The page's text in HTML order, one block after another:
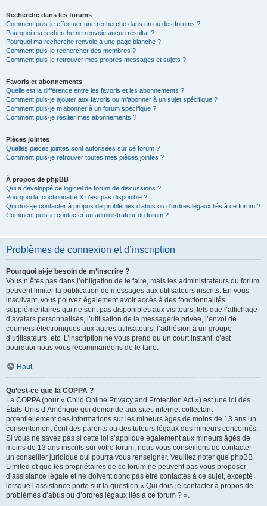
Recherche dans les forums
Comment puis-je effectuer une recherche dans un ou des forums ?
Pourquoi ma recherche ne renvoie aucun résultat ?
Pourquoi ma recherche renvoie à une page blanche ?!
Comment puis-je rechercher des membres ?
Comment puis-je retrouver mes propres messages et sujets ?
Favoris et abonnements
Quelle est la différence entre les favoris et les abonnements ?
Comment puis-je ajouter aux favoris ou m’abonner à un sujet spécifique ?
Comment puis-je m’abonner à un forum spécifique ?
Comment puis-je résilier mes abonnements ?
Pièces jointes
Quelles pièces jointes sont autorisées sur ce forum ?
Comment puis-je retrouver toutes mes pièces jointes ?
À propos de phpBB
Qui a développé ce logiciel de forum de discussions ?
Pourquoi la fonctionnalité X n’est pas disponible ?
Qui dois-je contacter à propos de problèmes d’abus ou d’ordres légaux liés à ce forum ?
Comment puis-je contacter un administrateur du forum ?
Problèmes de connexion et d’inscription
Pourquoi ai-je besoin de m’inscrire ?
Vous n’êtes pas dans l’obligation de le faire, mais les administrateurs du forum
peuvent limiter la publication de messages aux utilisateurs inscrits. En vous
inscrivant, vous pouvez également avoir accès à des fonctionnalités
supplémentaires qui ne sont pas disponibles aux visiteurs, tels que l’affichage
d’avatars personnalisés, l’utilisation de la messagerie privée, l’envoi de
courriers électroniques aux autres utilisateurs, l’adhésion à un groupe
d’utilisateurs, etc. L’inscription ne vous prend qu’un court instant, c’est
pourquoi nous vous recommandons de le faire.
Haut
Qu’est-ce que la COPPA ?
La COPPA (pour « Child Online Privacy and Protection Act ») est une loi des
États-Unis d’Amérique qui demande aux sites internet collectant
potentiellement des informations sur les mineurs âgés de moins de 13 ans un
consentement écrit des parents ou des tuteurs légaux des mineurs concernés.
Si vous ne savez pas si cette loi s’applique également aux mineurs âgés de
moins de 13 ans inscrits sur votre forum, nous vous conseillons de contacter
un conseiller juridique qui pourra vous renseigner. Veuillez noter que phpBB
Limited et que les propriétaires de ce forum ne peuvent pas vous proposer
d’assistance légale et ne doivent donc pas être contactés à ce sujet, excepté
lorsque l’assistance porte sur la question « Qui dois-je contacter à propos de
problèmes d’abus ou d’ordres légaux liés à ce forum ? ».